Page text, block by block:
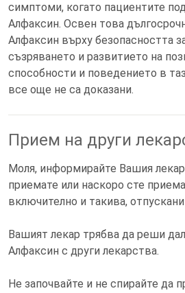
симптоми, когато пациентите
Алфаксин. Освен това
Алфаксин върху безопасността
съзряването и развитието на
способности и поведението в
все още не са доказани.
Прием на други
Моля, информирайте Вашия
приемате или наскоро сте
включително и такива,
Вашият лекар трябва да реши
Алфаксин с други лекарства.
Не започвайте и не спирайте да